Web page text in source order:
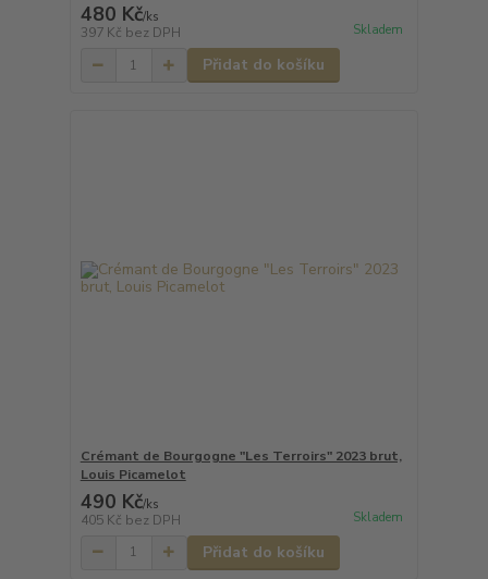
480 Kč/ks
397 Kč bez DPH Skladem
Přidat do košíku
Crémant de Bourgogne "Les Terroirs" 2023 brut,
Louis Picamelot
490 Kč/ks
405 Kč bez DPH Skladem
Přidat do košíku